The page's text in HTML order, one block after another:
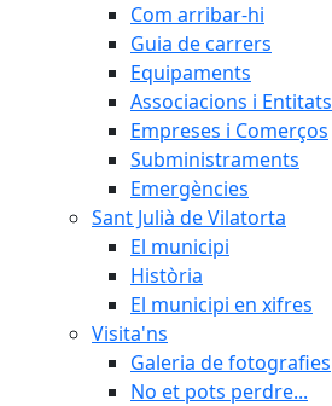
Com arribar-hi
Guia de carrers
Equipaments
Associacions i Entitats
Empreses i Comerços
Subministraments
Emergències
Sant Julià de Vilatorta
El municipi
Història
El municipi en xifres
Visita'ns
Galeria de fotografies
No et pots perdre...